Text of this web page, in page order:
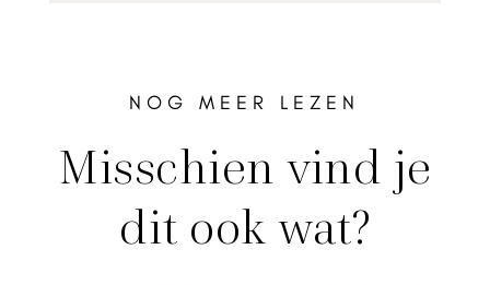
NOG MEER LEZEN
Misschien vind je
dit ook wat?